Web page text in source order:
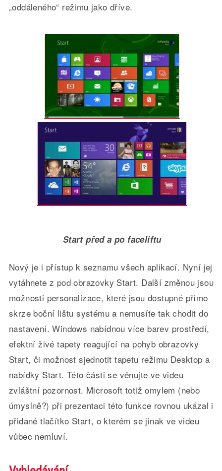
„oddáleného“ režimu jako dříve.
Start před a po faceliftu
Nový je i přístup k seznamu všech aplikací. Nyní jej
vytáhnete z pod obrazovky Start. Další změnou jsou
možnosti personalizace, které jsou dostupné přímo
skrze boční lištu systému a nemusíte tak chodit do
nastavení. Windows nabídnou více barev prostředí,
efektní živé tapety reagující na pohyb obrazovky
Start, či možnost sjednotit tapetu režimu Desktop a
nabídky Start. Této části se věnujte ve videu
zvláštní pozornost. Microsoft totiž omylem (nebo
úmyslně?) při prezentaci této funkce rovnou ukázal i
přidané tlačítko Start, o kterém se jinak ve videu
vůbec nemluví.